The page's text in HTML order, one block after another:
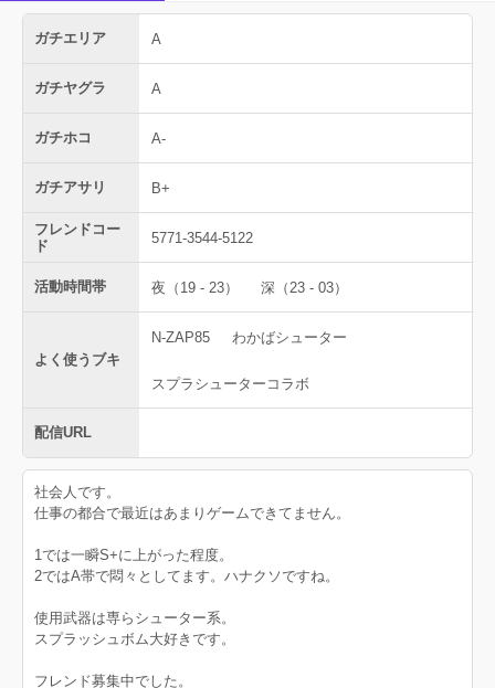
ガチエリア A
ガチヤグラ A
ガチホコ A-
ガチアサリ B+
フレンドコー
ド
5771-3544-5122
活動時間帯 夜（19 - 23） 深（23 - 03）
よく使うブキ
N-ZAP85 わかばシューター
スプラシューターコラボ
配信URL
社会人です。
仕事の都合で最近はあまりゲームできてません。
1では一瞬S+に上がった程度。
2ではA帯で悶々としてます。ハナクソですね。
使用武器は専らシューター系。
スプラッシュボム大好きです。
フレンド募集中でした。